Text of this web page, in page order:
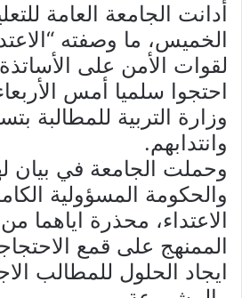
أدانت الجامعة العامة
الخميس، ما وصفته
لقوات الأمن على
احتجوا سلميا أمس
وزارة التربية للمطالبة
وانتدابهم.
وحملت الجامعة في بيان
والحكومة المسؤولية
الاعتداء، محذرة اياهما
الممنهج على قمع
ايجاد الحلول للمطالب